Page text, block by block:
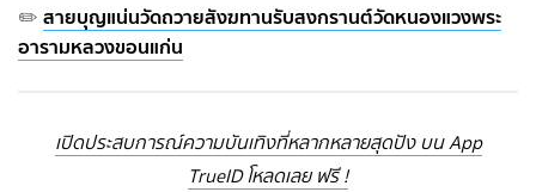
✏️ สายบุญแน่นวัดถวายสังฆทานรับสงกรานต์วัดหนองแวงพระ
อารามหลวงขอนแก่น
เปิดประสบการณ์ความบันเทิงที่หลากหลายสุดปัง บน App
TrueID โหลดเลย ฟรี !